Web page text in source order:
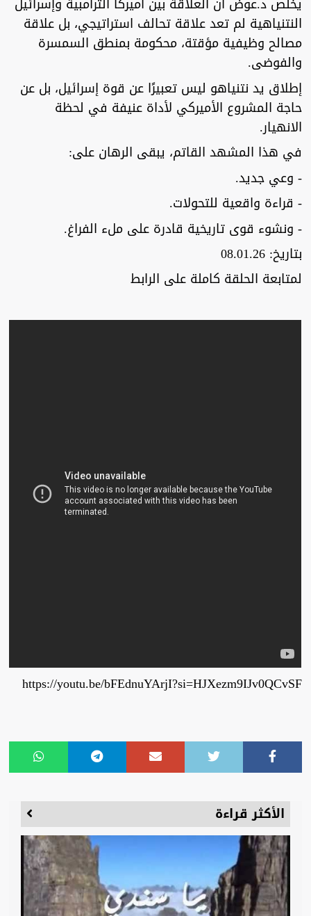
النتنياهية لم تعد علاقة تحالف استراتيجي، بل علاقة
مصالح وظيفية مؤقتة، محكومة بمنطق السمسرة
والفوضى.
إطلاق يد نتنياهو ليس تعبيرًا عن قوة إسرائيل، بل عن
حاجة المشروع الأميركي لأداة عنيفة في لحظة
الانهيار.
في هذا المشهد القاتم، يبقى الرهان على:
- وعي جديد.
- قراءة واقعية للتحولات.
- ونشوء قوى تاريخية قادرة على ملء الفراغ.
بتاريخ: 08.01.26
لمتابعة الحلقة كاملة على الرابط
https://youtu.be/bFEdnuYArjI?si=HJXezm9IJv0QCvSF
الأكثر قراءة